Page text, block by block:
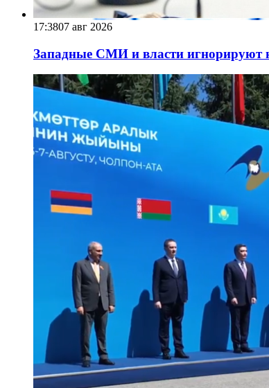
17:3807 авг 2026
Западные СМИ и власти игнорируют